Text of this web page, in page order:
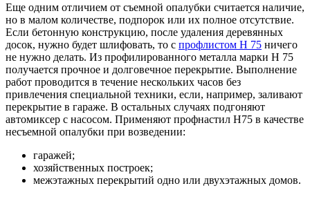
Еще одним отличием от съемной опалубки считается наличие,
но в малом количестве, подпорок или их полное отсутствие.
Если бетонную конструкцию, после удаления деревянных
досок, нужно будет шлифовать, то с профлистом Н 75 ничего
не нужно делать. Из профилированного металла марки Н 75
получается прочное и долговечное перекрытие. Выполнение
работ проводится в течение нескольких часов без
привлечения специальной техники, если, например, заливают
перекрытие в гараже. В остальных случаях подгоняют
автомиксер с насосом. Применяют профнастил Н75 в качестве
несъемной опалубки при возведении:
гаражей;
хозяйственных построек;
межэтажных перекрытий одно или двухэтажных домов.